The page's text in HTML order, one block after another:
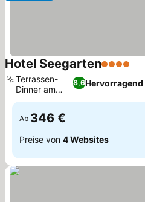
Hotel Seegarten4 Sterne
8,6Hervorragend
Terrassen-
Dinner am
See
Ab 346 €
Preise von 4 Websites